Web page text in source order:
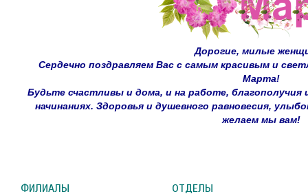
Дорогие, милые
Сердечно поздравляем Вас с самым красивым и
Марта!
Будьте счастливы и дома, и на работе, благополучия
начинаниях. Здоровья и душевного равновесия,
желаем мы вам!
ФИЛИАЛЫ ОТДЕЛЫ